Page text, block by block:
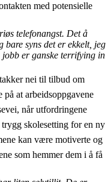
med potensielle
telefonangst. Det å
syns det er ekkelt, jeg
jobb er ganske terrifying in
nei til tilbud om
at arbeidsoppgavene
når utfordringene
skolesetting for en ny
kan være motiverte og
som hemmer dem i å få